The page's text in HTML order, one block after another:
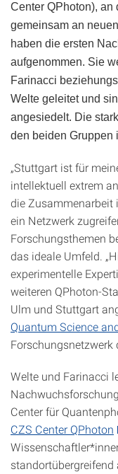
Center QPhoton), an
gemeinsam an
haben die ersten
aufgenommen. Sie
Farinacci
Welte geleitet und
angesiedelt. Die
den beiden Gruppen
„Stuttgart ist für
intellektuell extrem
die Zusammenarbeit
ein Netzwerk
Forschungsthemen
das ideale Umfeld.
experimentelle
weiteren QPhoton-
Ulm und Stuttgart
Quantum Science
Forschungsnetzwerk
Welte und Farinacci
Center für
CZS Center QPhoton